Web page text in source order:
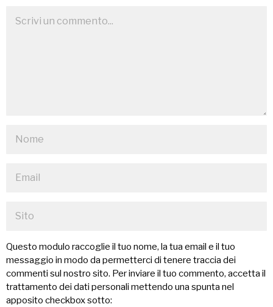
Questo modulo raccoglie il tuo nome, la tua email e il tuo
messaggio in modo da permetterci di tenere traccia dei
commenti sul nostro sito. Per inviare il tuo commento, accetta il
trattamento dei dati personali mettendo una spunta nel
apposito checkbox sotto: